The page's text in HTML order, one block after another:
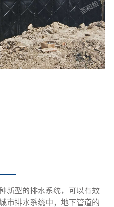
新型的排水系统，可以有效
市排水系统中，地下管道的